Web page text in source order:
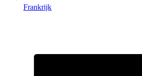
Frankrijk